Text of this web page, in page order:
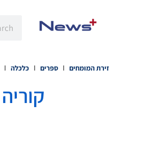
זירת המומחים ספרים כלכלה